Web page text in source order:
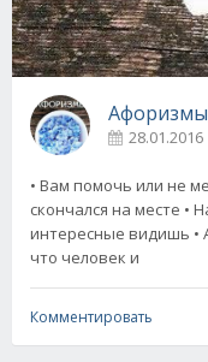
28.01.2016
• Вам помочь или не
скончался на месте •
интересные видишь •
что человек и
Комментировать